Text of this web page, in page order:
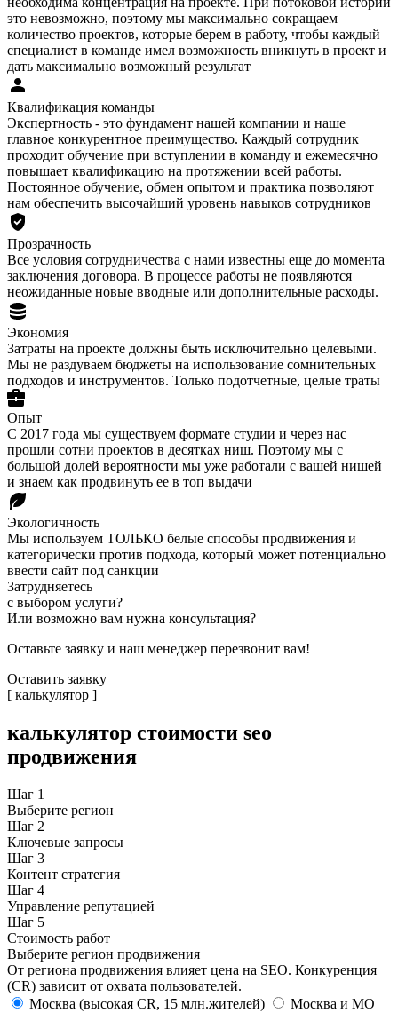
это невозможно, поэтому мы максимально сокращаем
количество проектов, которые берем в работу, чтобы каждый
специалист в команде имел возможность вникнуть в проект и
дать максимально возможный результат
Квалификация команды
Экспертность - это фундамент нашей компании и наше
главное конкурентное преимущество. Каждый сотрудник
проходит обучение при вступлении в команду и ежемесячно
повышает квалификацию на протяжении всей работы.
Постоянное обучение, обмен опытом и практика позволяют
нам обеспечить высочайший уровень навыков сотрудников
Прозрачность
Все условия сотрудничества с нами известны еще до момента
заключения договора. В процессе работы не появляются
неожиданные новые вводные или дополнительные расходы.
Экономия
Затраты на проекте должны быть исключительно целевыми.
Мы не раздуваем бюджеты на использование сомнительных
подходов и инструментов. Только подотчетные, целые траты
Опыт
С 2017 года мы существуем формате студии и через нас
прошли сотни проектов в десятках ниш. Поэтому мы с
большой долей вероятности мы уже работали с вашей нишей
и знаем как продвинуть ее в топ выдачи
Экологичность
Мы используем ТОЛЬКО белые способы продвижения и
категорически против подхода, который может потенциально
ввести сайт под санкции
Затрудняетесь
с выбором услуги?
Или возможно вам нужна консультация?
Оставьте заявку и наш менеджер перезвонит вам!
Оставить заявку
[ калькулятор ]
калькулятор стоимости seo
продвижения
Шаг 1
Выберите регион
Шаг 2
Ключевые запросы
Шаг 3
Контент стратегия
Шаг 4
Управление репутацией
Шаг 5
Стоимость работ
Выберите регион продвижения
От региона продвижения влияет цена на SEO. Конкуренция
(CR) зависит от охвата пользователей.
Москва (высокая CR, 15 млн.жителей)
Москва и МО